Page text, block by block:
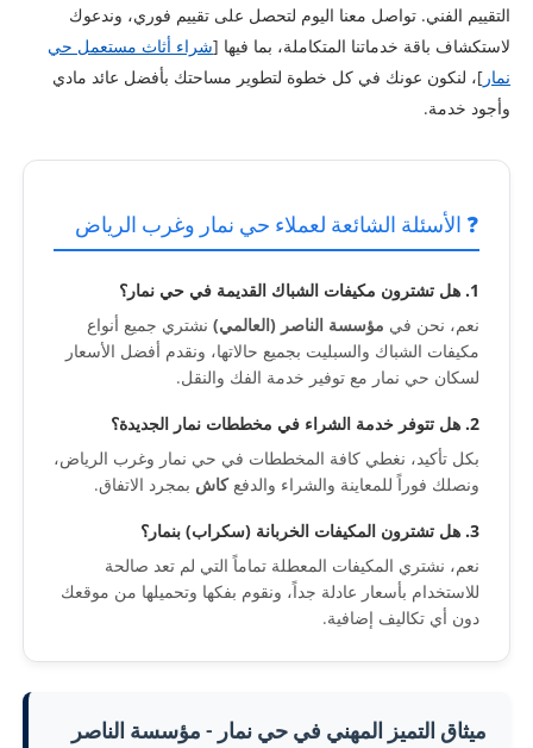
التقييم الفني. تواصل معنا اليوم لتحصل على تقييم فوري، وندعوك
لاستكشاف باقة خدماتنا المتكاملة، بما فيها [شراء أثاث مستعمل حي
نمار ]، لنكون عونك في كل خطوة لتطوير مساحتك بأفضل عائد مادي
وأجود خدمة.
❓ الأسئلة الشائعة لعملاء حي نمار وغرب الرياض
1. هل تشترون مكيفات الشباك القديمة في حي نمار؟
نعم، نحن في مؤسسة الناصر (العالمي)نشتري جميع أنواع
مكيفات الشباك والسبليت بجميع حالاتها، ونقدم أفضل الأسعار
لسكان حي نمار مع توفير خدمة الفك والنقل.
2. هل تتوفر خدمة الشراء في مخططات نمار الجديدة؟
بكل تأكيد، نغطي كافة المخططات في حي نمار وغرب الرياض،
ونصلك فوراً للمعاينة والشراء والدفعكاش بمجرد الاتفاق.
3. هل تشترون المكيفات الخربانة (سكراب) بنمار؟
نعم، نشتري المكيفات المعطلة تماماً التي لم تعد صالحة
للاستخدام بأسعار عادلة جداً، ونقوم بفكها وتحميلها من موقعك
دون أي تكاليف إضافية.
ميثاق التميز المهني في حي نمار - مؤسسة الناصر